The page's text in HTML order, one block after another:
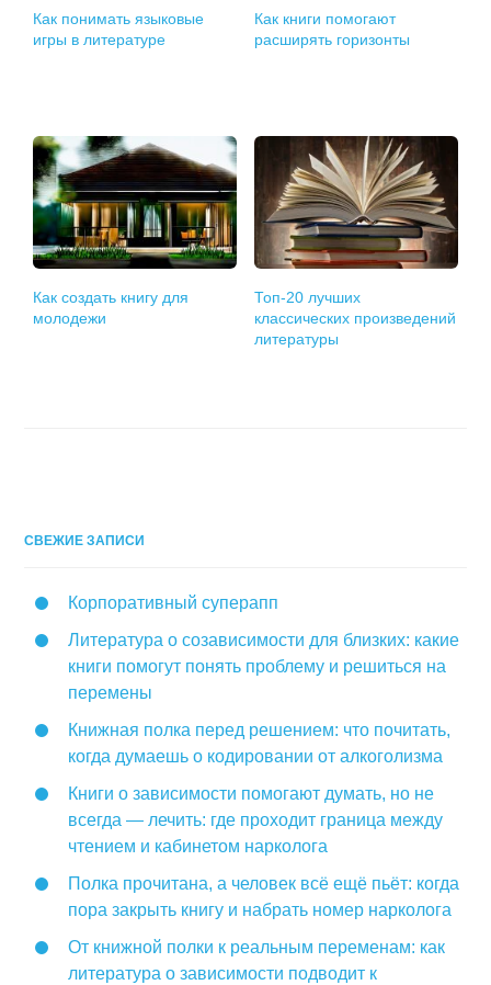
Как понимать языковые
игры в литературе
Как книги помогают
расширять горизонты
Как создать книгу для
молодежи
Топ-20 лучших
классических произведений
литературы
СВЕЖИЕ ЗАПИСИ
Корпоративный суперапп
Литература о созависимости для близких: какие
книги помогут понять проблему и решиться на
перемены
Книжная полка перед решением: что почитать,
когда думаешь о кодировании от алкоголизма
Книги о зависимости помогают думать, но не
всегда — лечить: где проходит граница между
чтением и кабинетом нарколога
Полка прочитана, а человек всё ещё пьёт: когда
пора закрыть книгу и набрать номер нарколога
От книжной полки к реальным переменам: как
литература о зависимости подводит к